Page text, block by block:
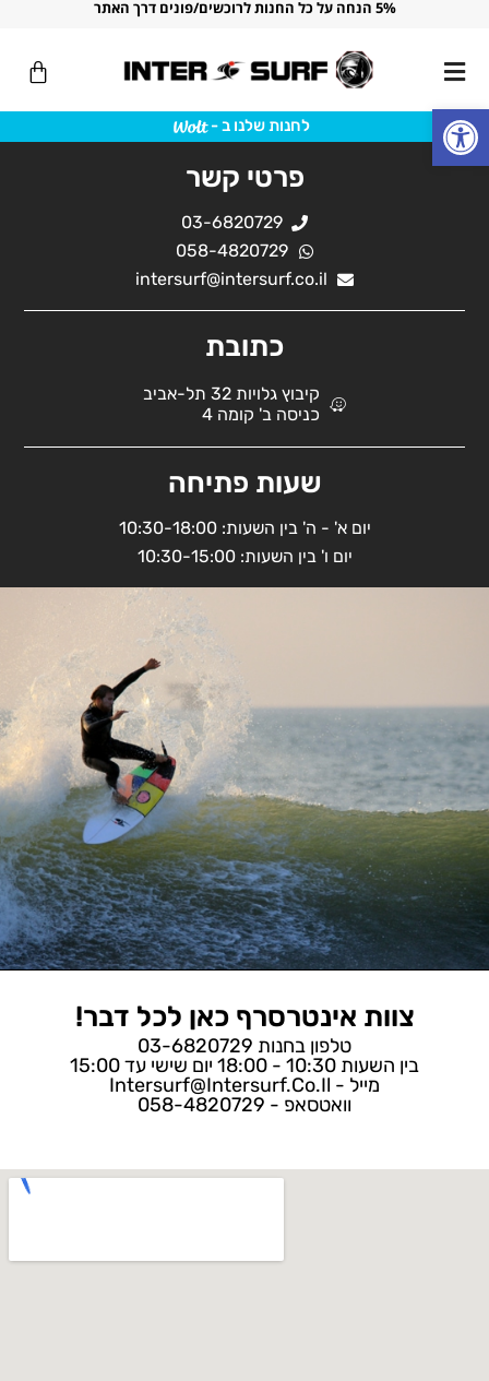
פתח סרגל נגישות
5% הנחה על כל החנות לרוכשים/פונים דרך האתר
לחנות שלנו ב -
פרטי קשר
03-6820729
058-4820729
intersurf@intersurf.co.il
כתובת
קיבוץ גלויות 32 תל-אביב
כניסה ב' קומה 4
שעות פתיחה
יום א' - ה' בין השעות: 10:30-18:00
יום ו' בין השעות: 10:30-15:00
צוות אינטרסרף כאן לכל דבר!
טלפון בחנות 03-6820729
בין השעות 10:30 - 18:00 יום שישי עד 15:00
מייל - Intersurf@intersurf.co.il
וואטסאפ - 058-4820729